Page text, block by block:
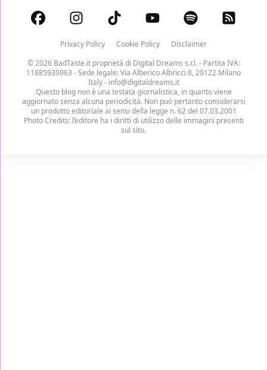
Privacy Policy Cookie Policy
Disclaimer
© 2026 BadTaste.it proprietà di Digital Dreams s.r.l.- Partita IVA:
11885930963 - Sede legale: Via Alberico Albricci 8, 20122 Milano
Italy - info@digitaldreams.it
Questo blog non è una testata giornalistica, in quanto viene
aggiornato senza alcuna periodicità. Non può pertanto considerarsi
un prodotto editoriale ai sensi della legge n. 62 del 07.03.2001
Photo Credits: l’editore ha i diritti di utilizzo delle immagini presenti
sul sito.